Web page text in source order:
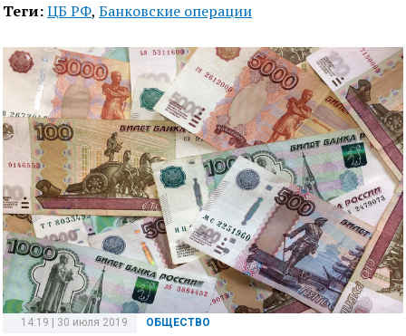
Теги:ЦБ РФ, Банковские операции
14:19 | 30 июля 2019 ОБЩЕСТВО